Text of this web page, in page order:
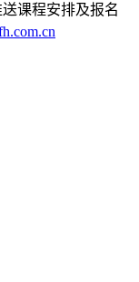
课程安排及报名